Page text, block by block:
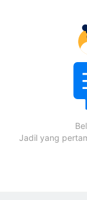
Jadil yang